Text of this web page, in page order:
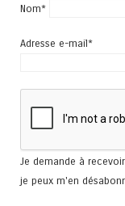
Nom*
Adresse e-mail*
Je demande à
je peux m'en